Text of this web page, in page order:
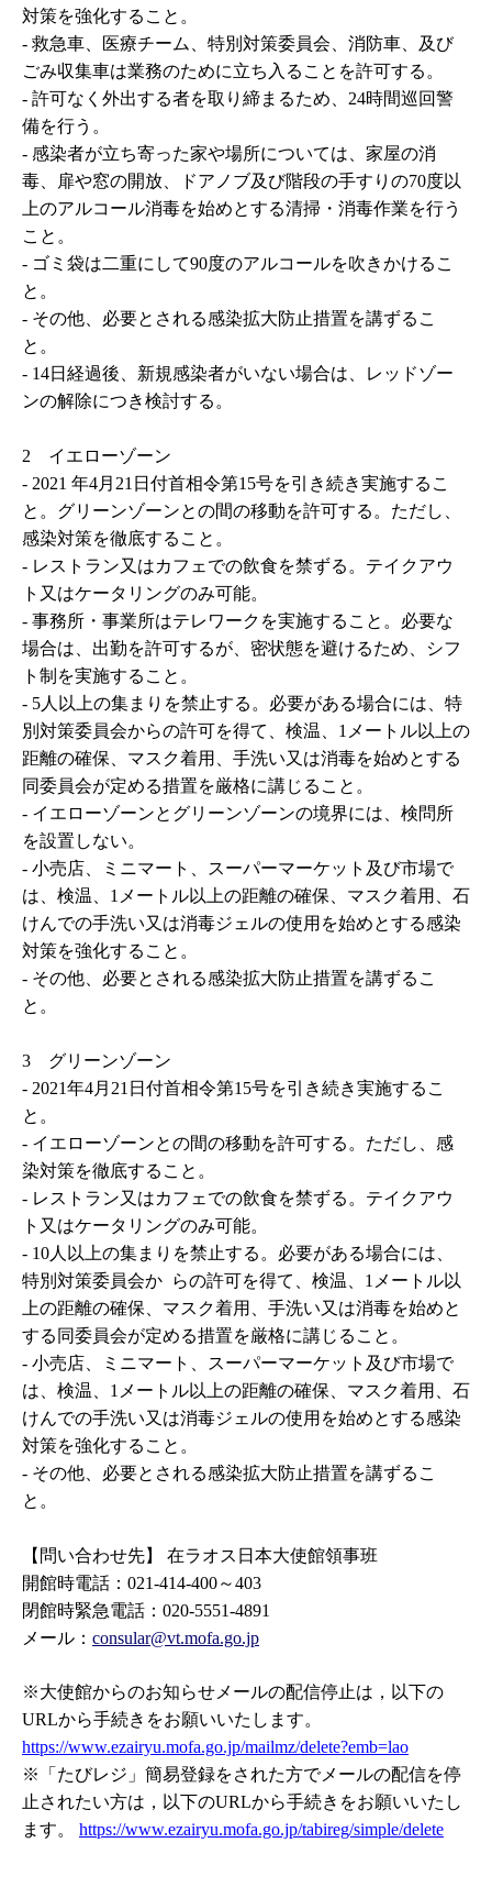
対策を強化すること。
- 救急車、医療チーム、特別対策委員会、消防車、及び
ごみ収集車は業務のために立ち入ることを許可する。
- 許可なく外出する者を取り締まるため、 24時間巡回警
備を行う。
- 感染者が立ち寄った家や場所については、家屋の消
毒、扉や窓の開放、ドアノブ及び階段の手すりの70度以
上のアルコール消毒を始めとする清掃・消毒作業を行う
こと。
- ゴミ袋は二重にして90度のアルコールを吹きかけるこ
と。
- その他、必要とされる感染拡大防止措置を講ずるこ
と。
- 14日経過後、新規感染者がいない場合は、レッドゾー
ンの解除につき検討する。
2 イエローゾーン
- 2021 年4月 21 日付首相令第15号を引き続き実施するこ
と。グリーンゾーンとの間の移動を許可する。ただし、
感染対策を徹底すること。
- レストラン又はカフェでの飲食を禁ずる。テイクアウ
ト又はケータリングのみ可能。
- 事務所・事業所はテレワークを実施すること。必要な
場合は、出勤を許可するが、密状態を避けるため、シフ
ト制を実施すること。
- 5人以上の集まりを禁止する。必要がある場合には、特
別対策委員会からの許可を得て、検温、1メートル以上の
距離の確保、マスク着用、手洗い又は消毒を始めとする
同委員会が定める措置を厳格に講じること。
- イエローゾーンとグリーンゾーンの境界には、検問所
を設置しない。
- 小売店、ミニマート、スーパーマーケット及び市場で
は、検温、1メートル以上の距離の確保、マスク着用、石
けんでの手洗い又は消毒ジェルの使用を始めとする感染
対策を強化すること。
- その他、必要とされる感染拡大防止措置を講ずるこ
と。
3 グリーンゾーン
- 2021年4月 21 日付首相令第15号を引き続き実施するこ
と。
- イエローゾーンとの間の移動を許可する。ただし、感
染対策を徹底すること。
- レストラン又はカフェでの飲食を禁ずる。テイクアウ
ト又はケータリングのみ可能。
- 10人以上の集まりを禁止する。必要がある場合には、
特別対策委員会か らの許可を得て、検温、1メートル以
上の距離の確保、マスク着用、手洗い又は消毒を始めと
する同委員会が定める措置を厳格に講じること。
- 小売店、ミニマート、スーパーマーケット及び市場で
は、検温、1メートル以上の距離の確保、マスク着用、石
けんでの手洗い又は消毒ジェルの使用を始めとする感染
対策を強化すること。
- その他、必要とされる感染拡大防止措置を講ずるこ
と。
【問い合わせ先】 在ラオス日本大使館領事班
開館時電話： 021-414-400～403
閉館時緊急電話： 020-5551-4891
メール： consular@vt.mofa.go.jp
※大使館からのお知らせメールの配信停止は，以下の
URLから手続きをお願いいたします。
https://www.ezairyu.mofa.go.jp/mailmz/delete?emb=lao
※「たびレジ」簡易登録をされた方でメールの配信を停
止されたい方は，以下のURLから手続きをお願いいたし
ます。 https://www.ezairyu.mofa.go.jp/tabireg/simple/delete